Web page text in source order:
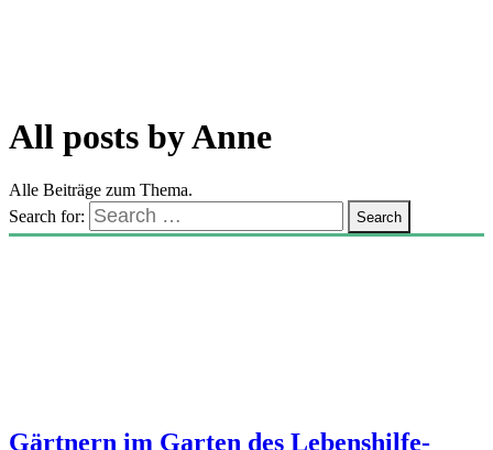
All posts byAnne
Alle Beiträge zum Thema.
Search for:
Gärtnern im Garten des Lebenshilfe-